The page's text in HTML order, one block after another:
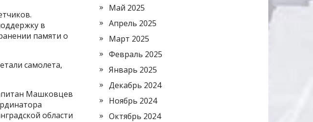
в
памяти о
самолета,
Машковцев
области
Май 2025
Апрель 2025
Март 2025
Февраль 2025
Январь 2025
Декабрь 2024
Ноябрь 2024
Октябрь 2024